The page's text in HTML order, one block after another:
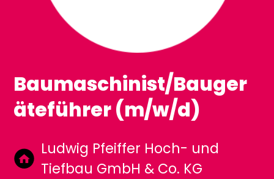
Baumaschinist/Bauger
äteführer (m/w/d)
Ludwig Pfeiffer Hoch- und
Tiefbau GmbH & Co. KG